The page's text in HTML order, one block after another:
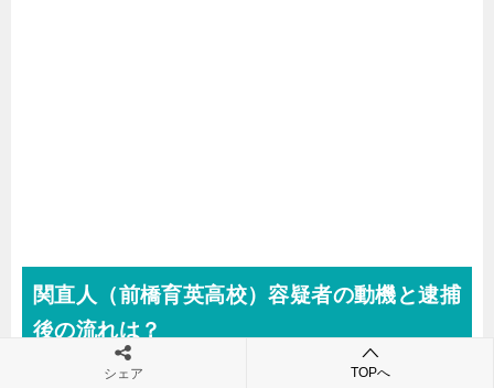
関直人（前橋育英高校）容疑者の動機と逮捕
後の流れは？
シェア TOPへ